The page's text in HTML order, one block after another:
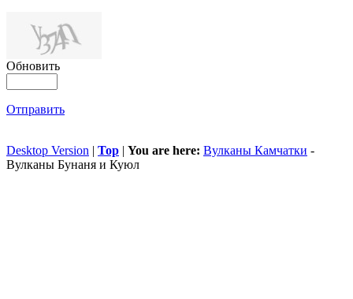
Обновить
Отправить
Desktop Version | Top | You are here: Вулканы Камчатки -
Вулканы Бунаня и Куюл